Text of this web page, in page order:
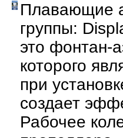
Плавающие
группы:
это фонтан-
которого
при
создает
Рабочее